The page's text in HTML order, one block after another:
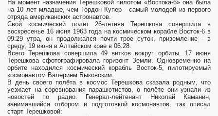
На момент назначения Терешковой пилотом «Востока-6» она была
на 10 лет младше, чем Гордон Купер - самый молодой из первого
отряда американских астронавтов.
Свой космический полёт 26-летняя Терешкова совершила в
воскресенье 16 июня 1963 года на космическом корабле Восток-6 в
09:29 утра, он продолжался почти трое суток, приземление - в
среду, 19 июня в Алтайском крае в 06:28.
Всего Терешкова совершила 49 витков вокруг орбиты. 17 июня
Терешкова сфотографировала горизонт Земли. Одновременно на
орбите находился космический корабль Восток-5, пилотируемый
космонавтом Валерием Быковским.
В день своего полёта в космос Терешкова сказала родным, что
уезжает на соревнования парашютистов, о полёте они узнали из
новостей по радио. Генерал-лейтенант Николай Каманин,
занимавшийся отбором и подготовкой космонавтов, так описал
старт Терешковой: